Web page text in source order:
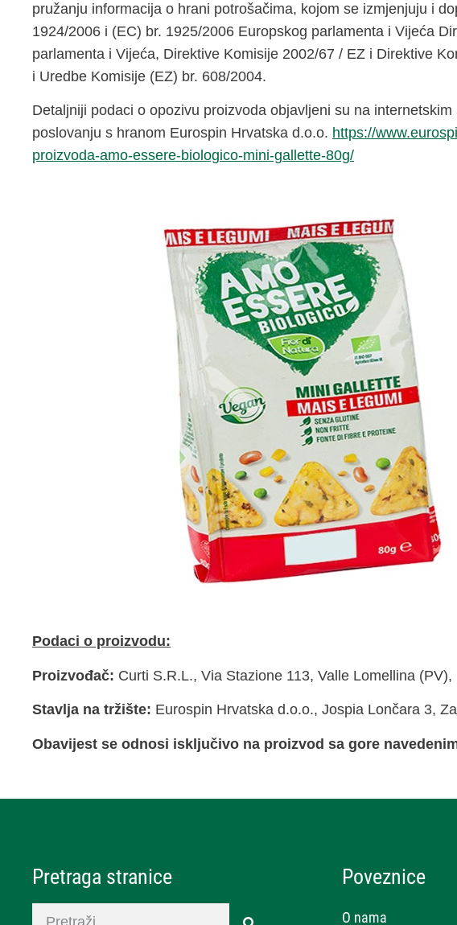
pružanju informacija o hrani potrošačima, kojom se izmjenjuju i
1924/2006 i (EC) br. 1925/2006 Europskog parlamenta i Vijeća
parlamenta i Vijeća, Direktive Komisije 2002/67 / EZ i Direktive
i Uredbe Komisije (EZ) br. 608/2004.
Detaljniji podaci o opozivu proizvoda objavljeni su na
poslovanju s hranom Eurospin Hrvatska d.o.o. https://
proizvoda-amo-essere-biologico-mini-gallette-80g/
Podaci o proizvodu:
Proizvođač: Curti S.R.L., Via Stazione 113, Valle Lomellina (PV),
Stavlja na tržište: Eurospin Hrvatska d.o.o., Jospia Lončara 3,
Obavijest se odnosi isključivo na proizvod sa gore
Pretraga stranice Poveznice
O nama